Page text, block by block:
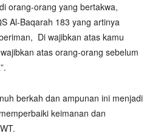
orang-orang yang bertakwa,
Al-Baqarah 183 yang artinya
Di wajibkan atas kamu
atas orang-orang sebelum
berkah dan ampunan ini menjadi
keimanan dan